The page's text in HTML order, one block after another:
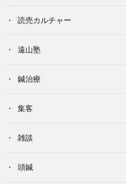
読売カルチャー
遠山塾
鍼治療
集客
雑談
頭鍼